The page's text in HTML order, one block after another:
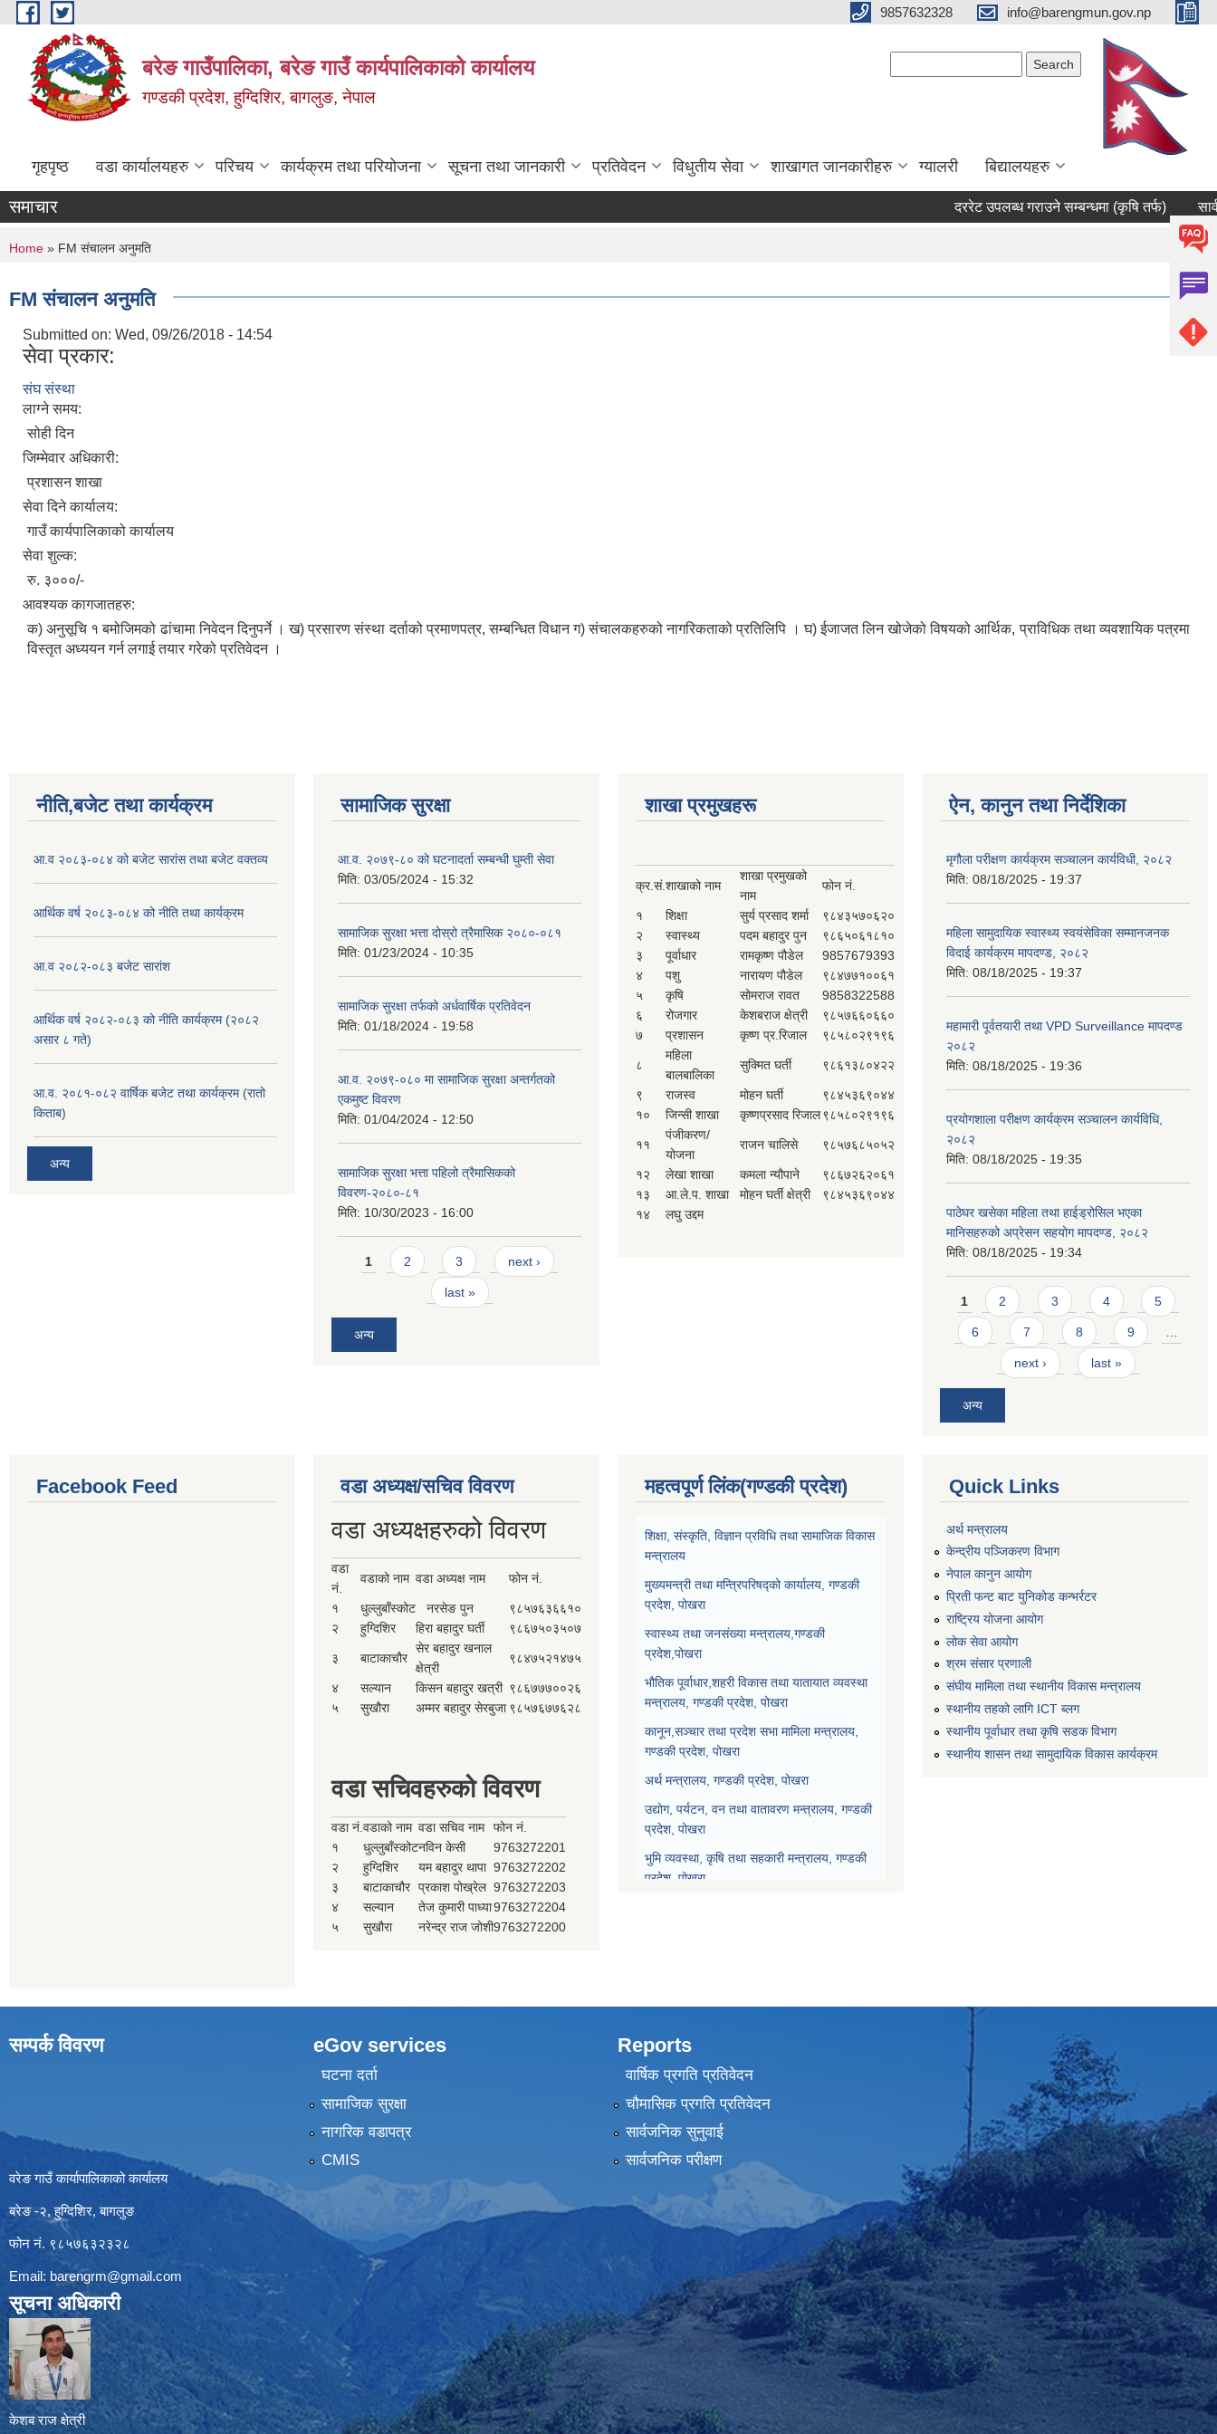
Skip to main content 9857632328 info@barengmun.gov.np
बरेङ गाउँपालिका, बरेङ गाउँ कार्यपालिकाको कार्यालय
गण्डकी प्रदेश, हुग्दिशिर, बागलुङ, नेपाल
गृहपृष्ठ वडा कार्यालयहरु परिचय कार्यक्रम तथा परियोजना सूचना तथा जानकारी प्रतिवेदन विधुतीय सेवा शाखागत जानकारीहरु ग्यालरी बिद्यालयहरु
समाचार दररेट उपलब्ध गराउने सम्बन्धमा (कृषि तर्फ)
You are here
Home » FM संचालन अनुमति
FM संचालन अनुमति
Submitted on: Wed, 09/26/2018 - 14:54
सेवा प्रकार:
संघ संस्था
लाग्ने समय:
सोही दिन
जिम्मेवार अधिकारी:
प्रशासन शाखा
सेवा दिने कार्यालय:
गाउँ कार्यपालिकाको कार्यालय
सेवा शुल्क:
रु. ३०००/-
आवश्यक कागजातहरु:
क) अनुसूचि १ बमोजिमको ढांचामा निवेदन दिनुपर्ने । ख) प्रसारण संस्था दर्ताको प्रमाणपत्र, सम्बन्धित विधान ग) संचालकहरुको नागरिकताको प्रतिलिपि । घ) ईजाजत लिन खोजेको विषयको आर्थिक, प्राविधिक तथा व्यवशायिक पत्रमा
विस्तृत अध्ययन गर्न लगाई तयार गरेको प्रतिवेदन ।
नीति,बजेट तथा कार्यक्रम
आ.व २०८३-०८४ को बजेट सारांस तथा बजेट वक्तव्य
आर्थिक वर्ष २०८३-०८४ को नीति तथा कार्यक्रम
आ.व २०८२-०८३ बजेट सारांश
आर्थिक वर्ष २०८२-०८३ को नीति कार्यक्रम (२०८२
असार ८ गते)
आ.व. २०८१-०८२ वार्षिक बजेट तथा कार्यक्रम (रातो
किताब)
अन्य
सामाजिक सुरक्षा
आ.व. २०७९-८० को घटनादर्ता सम्बन्धी घुम्ती सेवा
मिति: 03/05/2024 - 15:32
सामाजिक सुरक्षा भत्ता दोस्रो त्रैमासिक २०८०-०८१
मिति: 01/23/2024 - 10:35
सामाजिक सुरक्षा तर्फको अर्धवार्षिक प्रतिवेदन
मिति: 01/18/2024 - 19:58
आ.व. २०७९-०८० मा सामाजिक सुरक्षा अन्तर्गतको
एकमुष्ट विवरण
मिति: 01/04/2024 - 12:50
सामाजिक सुरक्षा भत्ता पहिलो त्रैमासिकको
विवरण-२०८०-८१
मिति: 10/30/2023 - 16:00
Pages
1 2 3 next ›
last »
अन्य
शाखा प्रमुखहरू
क्र.सं.शाखाको नाम
शाखा प्रमुखको
नाम
फोन नं.
१ शिक्षा सुर्य प्रसाद शर्मा
९८४३५७०६२०
२
स्वास्थ्य पदम बहादुर पुन
९८६५०६१८१०
३
पूर्वाधार रामकृष्ण पौडेल
9857679393
४
पशु नारायण पौडेल
९८४७७१००६१
५
कृषि सोमराज रावत
9858322588
६
रोजगार केशबराज क्षेत्री
९८५७६६०६६०
७
प्रशासन कृष्ण प्र.रिजाल ९८५८०२९१९६
८
महिला
बालबालिका
सुक्मित घर्ती ९८६१३८०४२२
९ राजस्व मोहन घर्ती
९८४५३६९०४४
१०
जिन्सी शाखा कृष्णप्रसाद रिजाल९८५८०२९१९६
११
पंजीकरण/
योजना
राजन चालिसे ९८५७६८५०५२
१२ लेखा शाखा कमला न्यौपाने
९८६७२६२०६१
१३
आ.ले.प. शाखा मोहन घर्ती क्षेत्री
९८४५३६९०४४
१४
लघु उद्दम
ऐन, कानुन तथा निर्देशिका
मृगौला परीक्षण कार्यक्रम सञ्चालन कार्यविधी, २०८२
मिति: 08/18/2025 - 19:37
महिला सामुदायिक स्वास्थ्य स्वयंसेविका सम्मानजनक
विदाई कार्यक्रम मापदण्ड, २०८२
मिति: 08/18/2025 - 19:37
महामारी पूर्वतयारी तथा VPD Surveillance मापदण्ड
२०८२
मिति: 08/18/2025 - 19:36
प्रयोगशाला परीक्षण कार्यक्रम सञ्चालन कार्यविधि,
२०८२
मिति: 08/18/2025 - 19:35
पाठेघर खसेका महिला तथा हाईड्रोसिल भएका
मानिसहरुको अप्रेसन सहयोग मापदण्ड, २०८२
मिति: 08/18/2025 - 19:34
Pages
1 2 3 4 5
6 7 8 9 …
next › last »
अन्य
Facebook Feed वडा अध्यक्ष/सचिव विवरण
वडा अध्यक्षहरुको विवरण
वडा
नं.
वडाको नाम वडा अध्यक्ष नाम फोन नं.
१ धुल्लुबाँस्कोट नरसेङ पुन
९८५७६३६६१०
२
हुग्दिशिर हिरा बहादुर घर्ती ९८६७५०३५०७
३ बाटाकाचौर
सेर बहादुर खनाल
क्षेत्री
९८४७५२१४७५
४ सल्यान किसन बहादुर खत्री ९८६७७७००२६
५
सुखौरा अम्मर बहादुर सेरबुजा ९८५७६७७६२८
वडा सचिवहरुको विवरण
वडा नं. वडाको नाम वडा सचिव नाम
फोन नं.
१
धुल्लुबाँस्कोटनविन केसी
9763272201
२
हुग्दिशिर यम बहादुर थापा 9763272202
३
बाटाकाचौर प्रकाश पोख्रेल 9763272203
४
सल्यान तेज कुमारी पाध्या9763272204
५
सुखौरा नरेन्द्र राज जोशी9763272200
महत्वपूर्ण लिंक(गण्डकी प्रदेश)
शिक्षा, संस्कृति, विज्ञान प्रविधि तथा सामाजिक विकास
मन्त्रालय
मुख्यमन्त्री तथा मन्त्रिपरिषद्को कार्यालय, गण्डकी
प्रदेश, पोखरा
स्वास्थ्य तथा जनसंख्या मन्त्रालय,गण्डकी
प्रदेश,पोखरा
भौतिक पूर्वाधार,शहरी विकास तथा यातायात व्यवस्था
मन्त्रालय, गण्डकी प्रदेश, पोखरा
कानून,सञ्चार तथा प्रदेश सभा मामिला मन्त्रालय,
गण्डकी प्रदेश, पोखरा
अर्थ मन्त्रालय, गण्डकी प्रदेश, पोखरा
उद्योग, पर्यटन, वन तथा वातावरण मन्त्रालय, गण्डकी
प्रदेश, पोखरा
भुमि व्यवस्था, कृषि तथा सहकारी मन्त्रालय, गण्डकी
प्रदेश, पोखरा
Quick Links
अर्थ मन्त्रालय
केन्द्रीय पञ्जिकरण विभाग
नेपाल कानुन आयोग
प्रिती फन्ट बाट युनिकोड कन्भर्रटर
राष्ट्रिय योजना आयोग
लोक सेवा आयोग
श्रम संसार प्रणाली
संघीय मामिला तथा स्थानीय विकास मन्त्रालय
स्थानीय तहको लागि ICT ब्लग
स्थानीय पूर्वाधार तथा कृषि सडक विभाग
स्थानीय शासन तथा सामुदायिक विकास कार्यक्रम
सम्पर्क विवरण
वरेङ गाउँ कार्यापालिकाको कार्यालय
बरेङ -२, हुग्दिशिर, बागलुङ
फोन नं. ९८५७६३२३२८
Email: barengrm@gmail.com
सूचना अधिकारी
केशब राज क्षेत्री
eGov services
घटना दर्ता
सामाजिक सुरक्षा
नागरिक वडापत्र
CMIS
Reports
वार्षिक प्रगति प्रतिवेदन
चौमासिक प्रगति प्रतिवेदन
सार्वजनिक सुनुवाई
सार्वजनिक परीक्षण